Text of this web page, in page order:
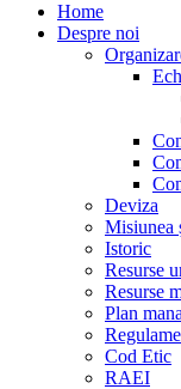
Home
Despre noi
Deviza
Misiunea
Istoric
Resurse
Resurse
Plan
Cod Etic
RAEI